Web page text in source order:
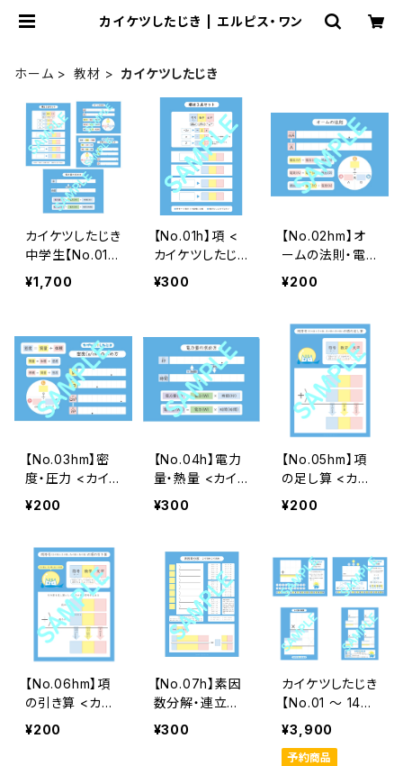
カイケツしたじき | エルピス・ワン
ホーム 教材 カイケツしたじき
カイケツしたじき
中学生【No.01h
～ 07h】 《7種》
¥1,700
【No.01h】項 <
カイケツしたじき
中学生>
¥300
【No.02hm】オ
ームの法則・電
力 <カイケツし
¥200
【No.03hm】密
度・圧力 <カイ
ケツしたじき中
¥200
【No.04h】電力
量・熱量 <カイ
ケツしたじき中
¥300
【No.05hm】項
の足し算 <カイ
ケツしたじき中
¥200
【No.06hm】項
の引き算 <カイ
ケツしたじき中
¥200
【No.07h】素因
数分解・連立方
程式 <カイケツ
¥300
カイケツしたじき
【No.01 ～ 14】
《14種》
¥3,900
予約商品